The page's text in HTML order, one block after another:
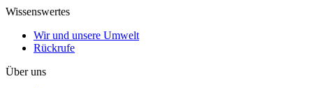
Wissenswertes
Wir und unsere Umwelt
Rückrufe
Über uns